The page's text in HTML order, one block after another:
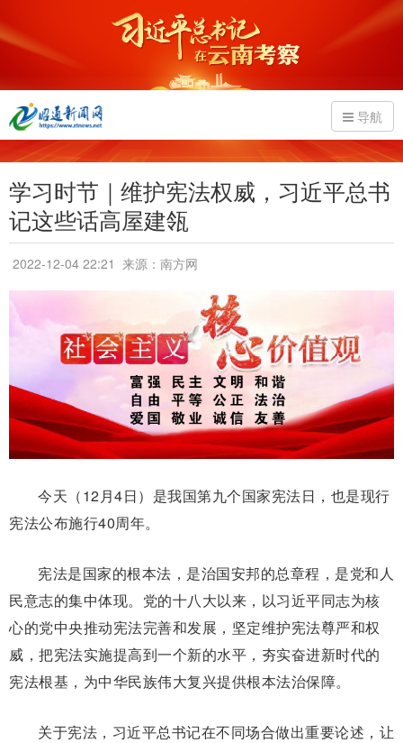
导航
学习时节｜维护宪法权威，习近平总书
记这些话高屋建瓴
2022-12-04 22:21 来源：南方网
今天（12月4日）是我国第九个国家宪法日，也是现行
宪法公布施行40周年。
宪法是国家的根本法，是治国安邦的总章程，是党和人
民意志的集中体现。党的十八大以来，以习近平同志为核
心的党中央推动宪法完善和发展，坚定维护宪法尊严和权
威，把宪法实施提高到一个新的水平，夯实奋进新时代的
宪法根基，为中华民族伟大复兴提供根本法治保障。
关于宪法，习近平总书记在不同场合做出重要论述，让